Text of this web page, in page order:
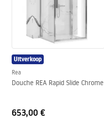
Uitverkoop
Rea
Douche REA Rapid Slide Chrome
653,00 €